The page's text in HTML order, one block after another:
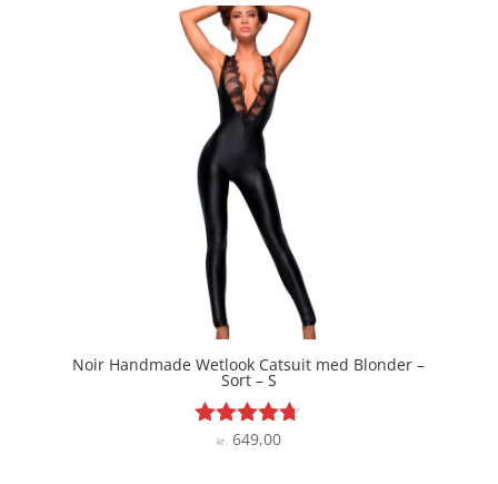
Noir Handmade Wetlook Catsuit med Blonder –
Sort – S
Vurderet
kr.649,00